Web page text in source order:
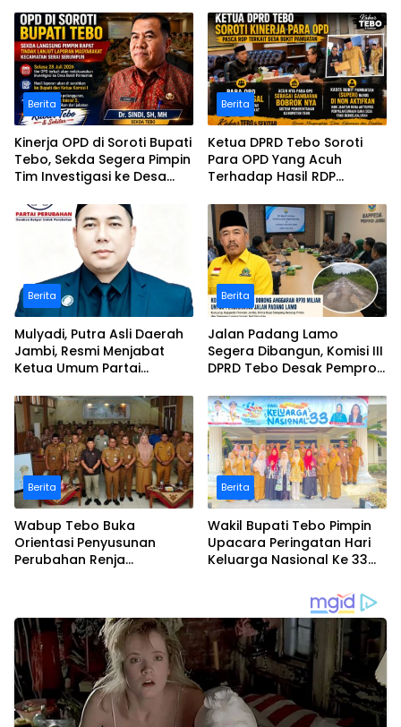
Berita
Kinerja OPD di Soroti Bupati
Tebo, Sekda Segera Pimpin
Tim Investigasi ke Desa
serumpun
Berita
Ketua DPRD Tebo Soroti
Para OPD Yang Acuh
Terhadap Hasil RDP
Pamuatan
Berita
Mulyadi, Putra Asli Daerah
Jambi, Resmi Menjabat
Ketua Umum Partai
Perwakilan ASEAN Partai
Perubahan di Malaysia
Berita
Jalan Padang Lamo
Segera Dibangun, Komisi III
DPRD Tebo Desak Pemprov
Anggaran Rp70 Miliar
Berita
Wabup Tebo Buka
Orientasi Penyusunan
Perubahan Renja
Berita
Wakil Bupati Tebo Pimpin
Upacara Peringatan Hari
Keluarga Nasional Ke 33